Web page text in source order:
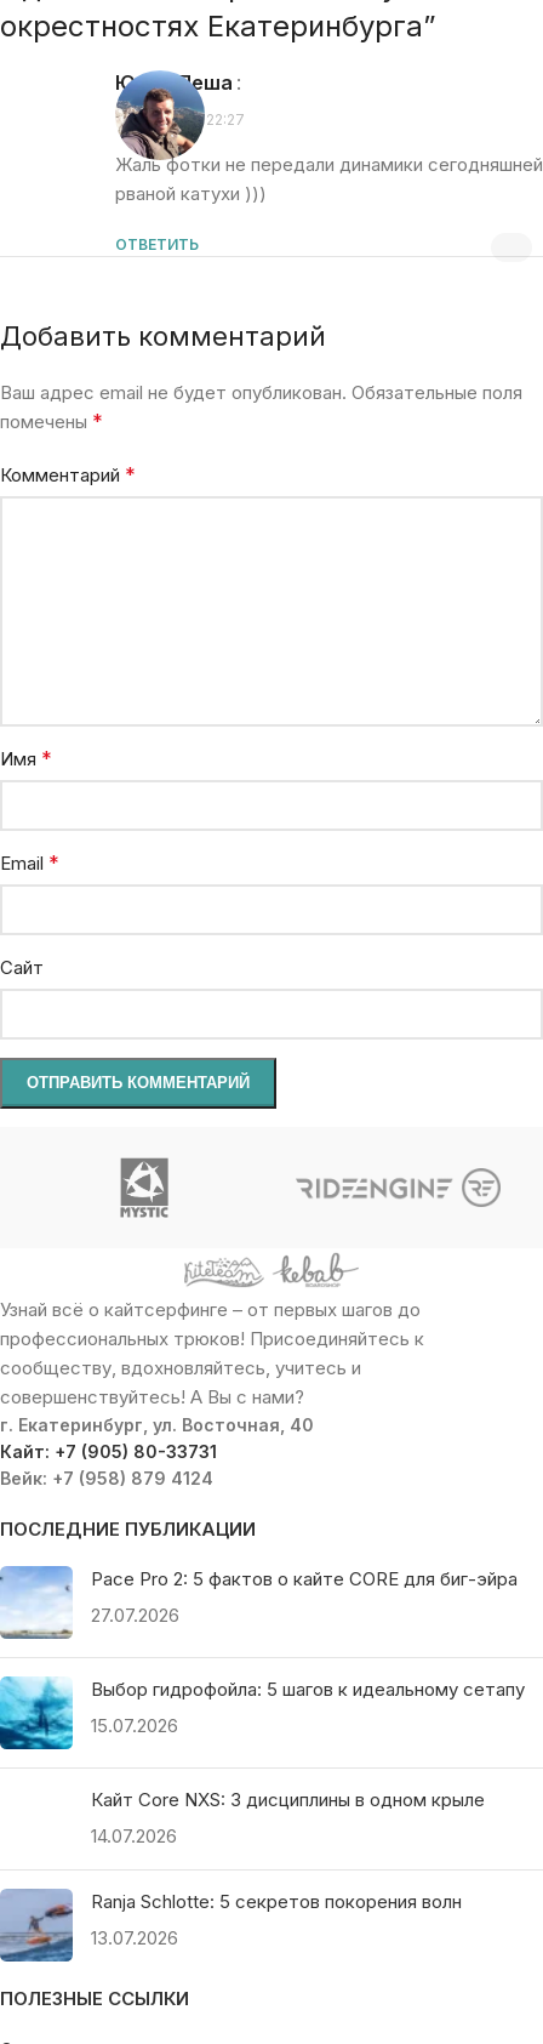
окрестностях Екатеринбурга”
Юрий Пеша :
20.01.2016 в 22:27
Жаль фотки не передали динамики сегодняшней
рваной катухи )))
ОТВЕТИТЬ
Добавить комментарий
Ваш адрес email не будет опубликован. Обязательные поля
помечены *
Комментарий *
Имя *
Email *
Сайт
Узнай всё о кайтсерфинге – от первых шагов до
профессиональных трюков! Присоединяйтесь к
сообществу, вдохновляйтесь, учитесь и
совершенствуйтесь! А Вы с нами?
г. Екатеринбург, ул. Восточная, 40
Кайт: +7 (905) 80-33731
Вейк: +7 (958) 879 4124
ПОСЛЕДНИЕ ПУБЛИКАЦИИ
Pace Pro 2: 5 фактов о кайте CORE для биг-эйра
27.07.2026
Выбор гидрофойла: 5 шагов к идеальному сетапу
15.07.2026
Кайт Core NXS: 3 дисциплины в одном крыле
14.07.2026
Ranja Schlotte: 5 секретов покорения волн
13.07.2026
ПОЛЕЗНЫЕ ССЫЛКИ